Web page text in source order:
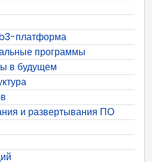
платформа
программы
в будущем
и развертывания ПО